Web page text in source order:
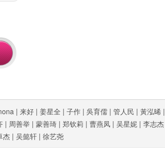
| 来好 | 姜星全 | 子作 | 吳育儒 | 管人民 | 黃泓晞 |
| 周善举 | 蒙善琦 | 郑钦莉 | 曹燕凤 | 吴星妮 | 李志杰
杰 | 吴懿轩 | 徐艺尧